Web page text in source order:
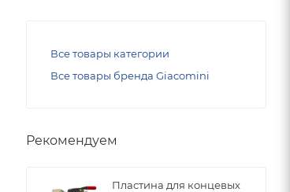
Все товары категории
Все товары бренда Giacomini
Рекомендуем
Пластина для концевых